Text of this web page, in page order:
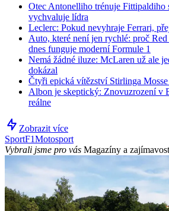
Otec Antonelliho trénuje Fittipaldiho
vychvaluje lídra
Leclerc: Pokud nevyhraje Ferrari,
Auto, které není jen rychlé: proč
dnes funguje moderní Formule 1
Nemá žádné iluze: McLaren už ale
dokázal
Čtyři epická vítězství Stirlinga
Albon je skeptický: Znovuzrození v
reálne
Zobrazit více
SportF1Motosport
Vybrali jsme pro vás Magazíny a